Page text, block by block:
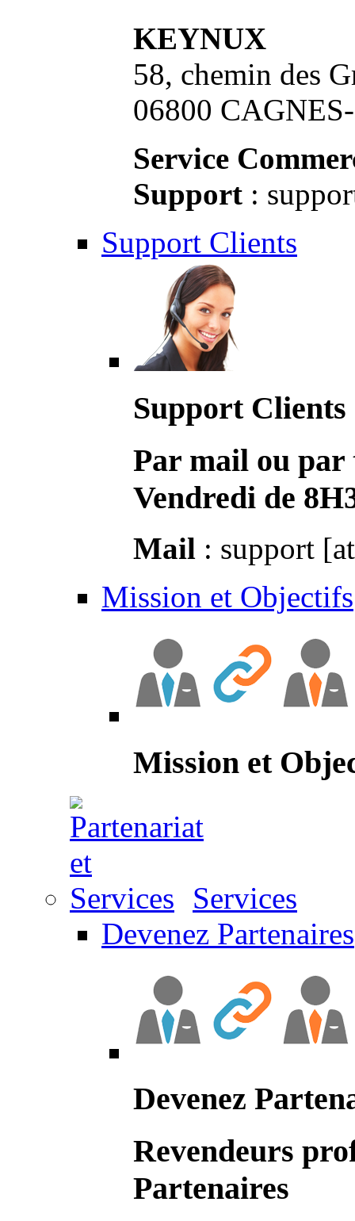
KEYNUX
58, chemin des
06800
Service
Support :
Support Clients
Support Clients
Par mail ou par
Vendredi de
Mail : support
Mission et Objectifs
Mission et
Services
Devenez Partenaires
Devenez
Revendeurs
Partenaires